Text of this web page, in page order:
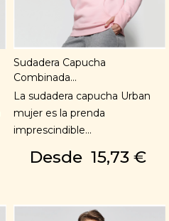
Sudadera Capucha
Combinada...
La sudadera capucha Urban
mujer es la prenda
imprescindible...
Desde 15,73 €